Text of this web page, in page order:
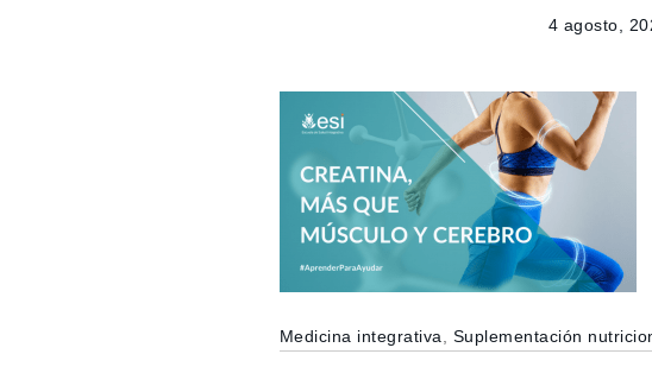
4 agosto,
Medicina integrativa Suplementación